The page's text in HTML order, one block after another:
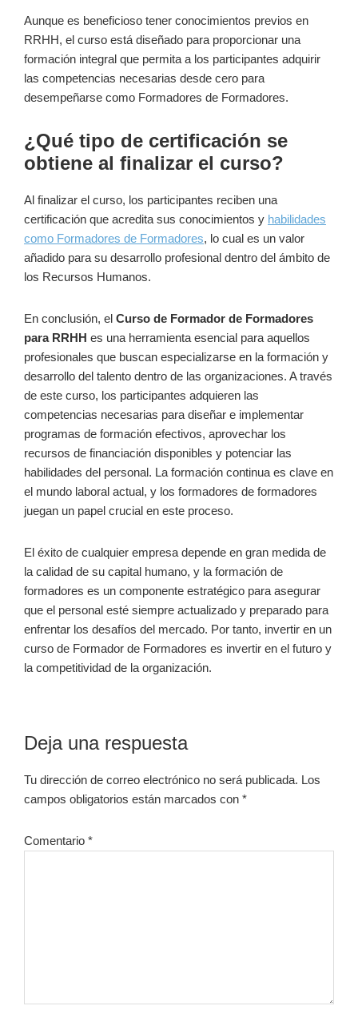
Aunque es beneficioso tener conocimientos previos en
RRHH, el curso está diseñado para proporcionar una
formación integral que permita a los participantes adquirir
las competencias necesarias desde cero para
desempeñarse como Formadores de Formadores.
¿Qué tipo de certificación se
obtiene al finalizar el curso?
Al finalizar el curso, los participantes reciben una
certificación que acredita sus conocimientos y habilidades
como Formadores de Formadores, lo cual es un valor
añadido para su desarrollo profesional dentro del ámbito de
los Recursos Humanos.
En conclusión, el Curso de Formador de Formadores
para RRHH es una herramienta esencial para aquellos
profesionales que buscan especializarse en la formación y
desarrollo del talento dentro de las organizaciones. A través
de este curso, los participantes adquieren las
competencias necesarias para diseñar e implementar
programas de formación efectivos, aprovechar los
recursos de financiación disponibles y potenciar las
habilidades del personal. La formación continua es clave en
el mundo laboral actual, y los formadores de formadores
juegan un papel crucial en este proceso.
El éxito de cualquier empresa depende en gran medida de
la calidad de su capital humano, y la formación de
formadores es un componente estratégico para asegurar
que el personal esté siempre actualizado y preparado para
enfrentar los desafíos del mercado. Por tanto, invertir en un
curso de Formador de Formadores es invertir en el futuro y
la competitividad de la organización.
Interacciones
con
los
Deja una respuesta
Tu dirección de correo electrónico no será publicada. Los
campos obligatorios están marcados con *
Comentario *